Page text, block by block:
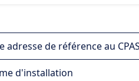
adresse de référence au CPAS
d'installation